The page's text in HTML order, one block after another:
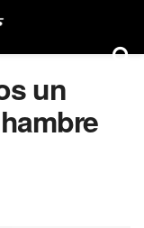
un